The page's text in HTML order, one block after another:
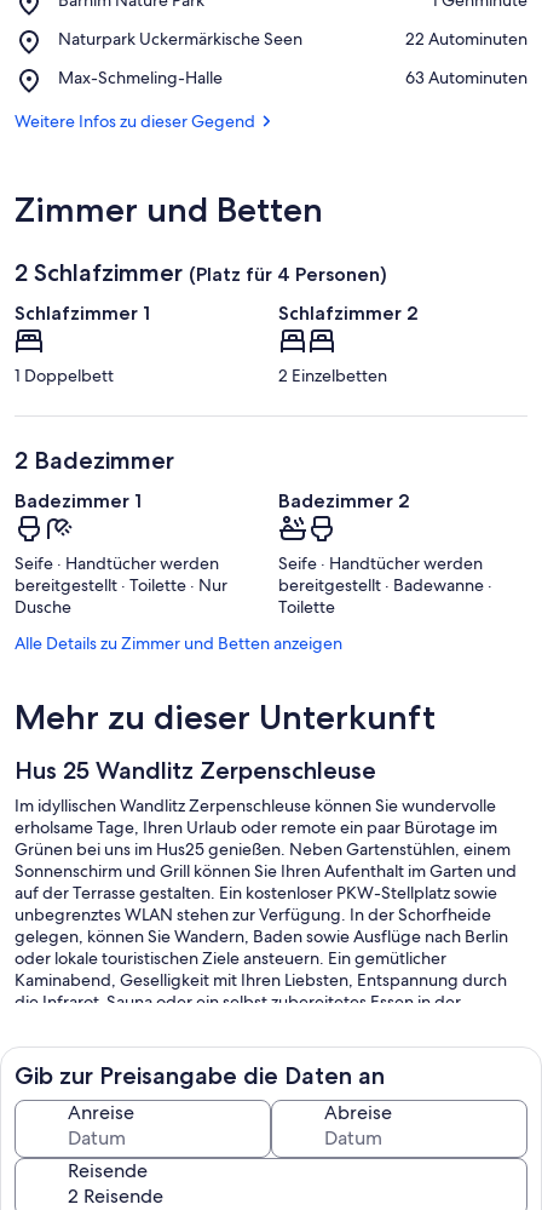
Nature
Naturpark Uckermärkische Seen
Place,
Uckermärkische
‪22 Autominuten‬
Max-Schmeling-Halle
Place,
Schmeling-
‪63 Autominuten‬
Weitere Infos zu dieser Gegend
Zimmer und Betten
2 Schlafzimmer (Platz für 4 Personen)
Schlafzimmer 1
1 Doppelbett
Schlafzimmer 2
2 Einzelbetten
2 Badezimmer
Badezimmer 1
Seife · Handtücher werden
bereitgestellt · Toilette · Nur
Dusche
Badezimmer 2
Seife · Handtücher werden
bereitgestellt · Badewanne ·
Toilette
Alle Details zu Zimmer und Betten anzeigen
Mehr zu dieser Unterkunft
Hus 25 Wandlitz Zerpenschleuse
Im idyllischen Wandlitz Zerpenschleuse können Sie wundervolle
erholsame Tage, Ihren Urlaub oder remote ein paar Bürotage im
Grünen bei uns im Hus25 genießen. Neben Gartenstühlen, einem
Sonnenschirm und Grill können Sie Ihren Aufenthalt im Garten und
auf der Terrasse gestalten. Ein kostenloser PKW-Stellplatz sowie
unbegrenztes WLAN stehen zur Verfügung. In der Schorfheide
gelegen, können Sie Wandern, Baden sowie Ausflüge nach Berlin
oder lokale touristischen Ziele ansteuern. Ein gemütlicher
Kaminabend, Geselligkeit mit Ihren Liebsten, Entspannung durch
die Infrarot-Sauna oder ein selbst zubereitetes Essen in der
dem offen gestalteten Wohnzimmer verfügt unser Haus als
Besonderheit über 2 Badezimmer. Wir haben unser Haus für Sie
liebevoll im Landhausstil eingerichtet. 4 Boxspringbetten, auch
einzeln stellbar, stehen bereit. Ein Geschirrspüler und eine
Waschmaschine als Helfer für den Alltag sind vorhanden. Für den
täglichen Bedarf erhalten Sie im Preis inbegriffen ein Starterset.
Handtücher & Bettwäsche sind je nach Anzahl der Gäste im Preis
enthalten. Erwähnen möchten wir, dass für Wasser, Strom und
Gib zur Preisangabe die Daten an
Anreise Abreise
Reisende